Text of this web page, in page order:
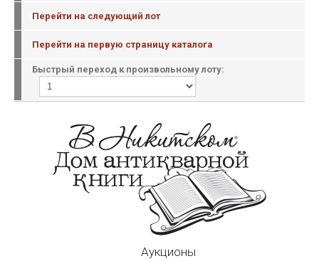
Перейти на следующий лот
Перейти на первую страницу каталога
Быстрый переход к произвольному лоту:
Аукционы